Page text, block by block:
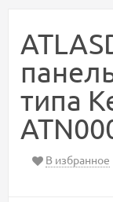
типа
В избранное